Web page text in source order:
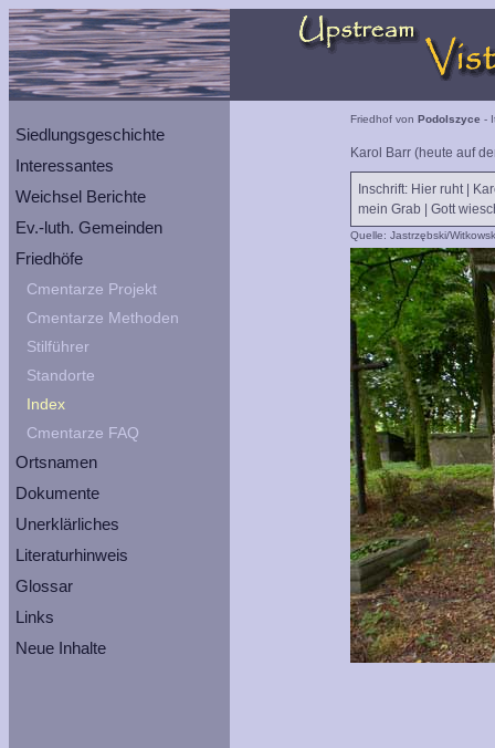
Siedlungsgeschichte
Interessantes
Weichsel Berichte
Ev.-luth. Gemeinden
Friedhöfe
Cmentarze Projekt
Cmentarze Methoden
Stilführer
Standorte
Index
Cmentarze FAQ
Ortsnamen
Dokumente
Unerklärliches
Literaturhinweis
Glossar
Links
Neue Inhalte
Friedhof von Podolszyce -
Karol Barr (heute auf
Inschrift: Hier ruht |
mein Grab | Gott
Quelle: Jastrzębski/